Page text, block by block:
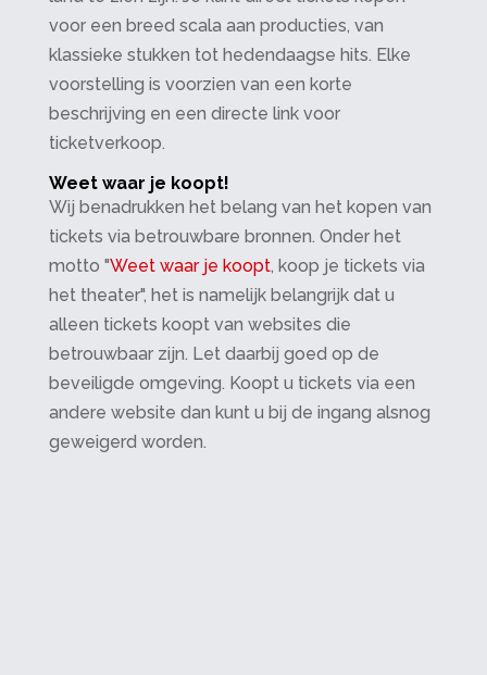
voor een breed scala aan producties, van
klassieke stukken tot hedendaagse hits. Elke
voorstelling is voorzien van een korte
beschrijving en een directe link voor
ticketverkoop.
Weet waar je koopt!
Wij benadrukken het belang van het kopen van
tickets via betrouwbare bronnen. Onder het
motto "Weet waar je koopt, koop je tickets via
het theater", het is namelijk belangrijk dat u
alleen tickets koopt van websites die
betrouwbaar zijn. Let daarbij goed op de
beveiligde omgeving. Koopt u tickets via een
andere website dan kunt u bij de ingang alsnog
geweigerd worden.